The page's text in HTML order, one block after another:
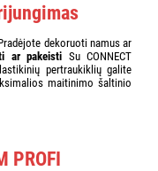
dekoruoti namus ar
ar pakeisti Su CONNECT
pertraukiklių galite
maitinimo šaltinio
PROFI